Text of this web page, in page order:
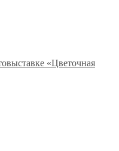
«Цветочная